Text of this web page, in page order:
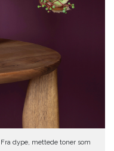
dype, mettede toner som